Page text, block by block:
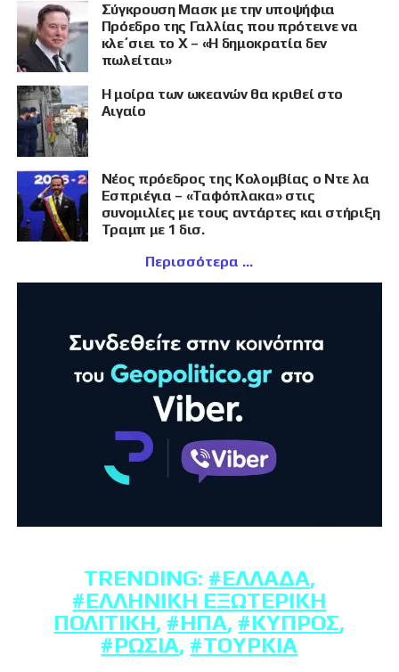
Σύγκρουση Μασκ με την υποψήφια
Πρόεδρο της Γαλλίας που πρότεινε να
κλε΄σιει το X – «Η δημοκρατία δεν
πωλείται»
Η μοίρα των ωκεανών θα κριθεί στο
Αιγαίο
Νέος πρόεδρος της Κολομβίας ο Ντε λα
Εσπριέγια – «Ταφόπλακα» στις
συνομιλίες με τους αντάρτες και στήριξη
Τραμπ με 1 δισ.
Περισσότερα
TRENDING: #ΕΛΛΆΔΑ,
#ΕΛΛΗΝΙΚΉ ΕΞΩΤΕΡΙΚΉ
ΠΟΛΙΤΙΚΉ, #ΗΠΑ, #ΚΎΠΡΟΣ,
#ΡΩΣΊΑ, #ΤΟΥΡΚΊΑ